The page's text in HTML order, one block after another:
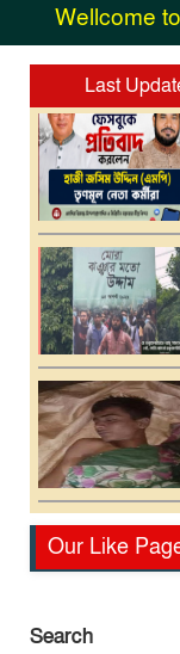
to our
Last
Our Like
Search